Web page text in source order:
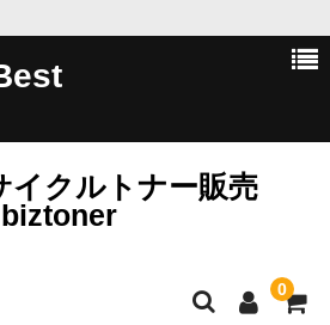
イクルトナー販売
biztoner
0